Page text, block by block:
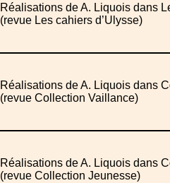
Réalisations de A. Liquois dans
(revue Les cahiers d’Ulysse)
Réalisations de A. Liquois dans
(revue Collection Vaillance)
Réalisations de A. Liquois dans
(revue Collection Jeunesse)